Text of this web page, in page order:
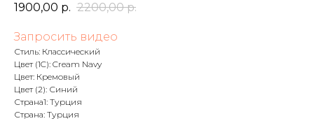
1900,00 р. 2200,00 р.
Запросить видео
Стиль: Классический
Цвет (1C): Cream Navy
Цвет: Кремовый
Цвет (2): Синий
Страна1: Турция
Страна: Турция